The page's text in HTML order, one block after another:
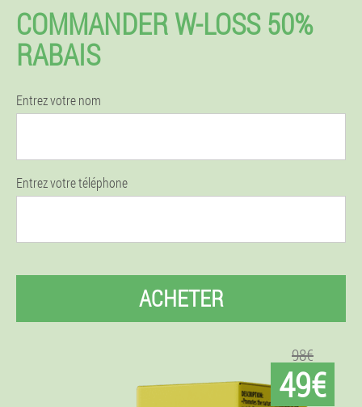
COMMANDER W-LOSS 50%
RABAIS
Entrez votre nom
Entrez votre téléphone
ACHETER
98€
49€